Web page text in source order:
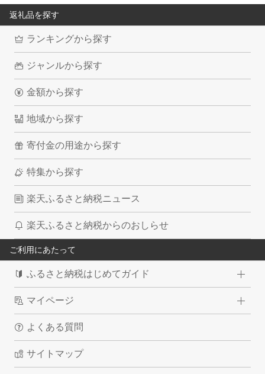
返礼品を探す
ランキングから探す
ジャンルから探す
金額から探す
地域から探す
寄付金の用途から探す
特集から探す
楽天ふるさと納税ニュース
楽天ふるさと納税からのおしらせ
ご利用にあたって
ふるさと納税はじめてガイド
マイページ
よくある質問
サイトマップ